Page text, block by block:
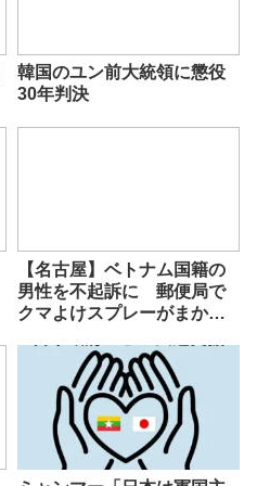
韓国のユン前大統領に懲役
30年判決
【名古屋】ベトナム国籍の
男性を不起訴に 郵便局で
クマよけスプレーがまか